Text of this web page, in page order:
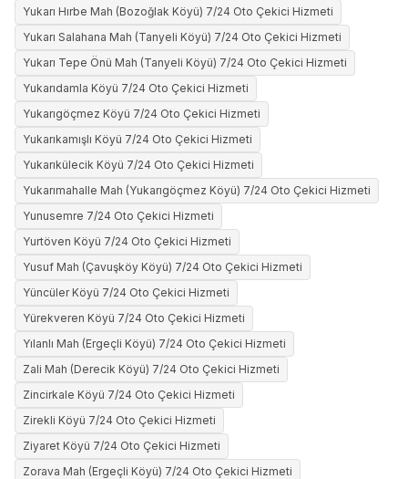
Yukarı Hırbe Mah (Bozoğlak Köyü) 7/24 Oto Çekici Hizmeti
Yukarı Salahana Mah (Tanyeli Köyü) 7/24 Oto Çekici Hizmeti
Yukarı Tepe Önü Mah (Tanyeli Köyü) 7/24 Oto Çekici Hizmeti
Yukarıdamla Köyü 7/24 Oto Çekici Hizmeti
Yukarıgöçmez Köyü 7/24 Oto Çekici Hizmeti
Yukarıkamışlı Köyü 7/24 Oto Çekici Hizmeti
Yukarıkülecik Köyü 7/24 Oto Çekici Hizmeti
Yukarımahalle Mah (Yukarıgöçmez Köyü) 7/24 Oto Çekici Hizmeti
Yunusemre 7/24 Oto Çekici Hizmeti
Yurtöven Köyü 7/24 Oto Çekici Hizmeti
Yusuf Mah (Çavuşköy Köyü) 7/24 Oto Çekici Hizmeti
Yüncüler Köyü 7/24 Oto Çekici Hizmeti
Yürekveren Köyü 7/24 Oto Çekici Hizmeti
Yılanlı Mah (Ergeçli Köyü) 7/24 Oto Çekici Hizmeti
Zali Mah (Derecik Köyü) 7/24 Oto Çekici Hizmeti
Zincirkale Köyü 7/24 Oto Çekici Hizmeti
Zirekli Köyü 7/24 Oto Çekici Hizmeti
Ziyaret Köyü 7/24 Oto Çekici Hizmeti
Zorava Mah (Ergeçli Köyü) 7/24 Oto Çekici Hizmeti